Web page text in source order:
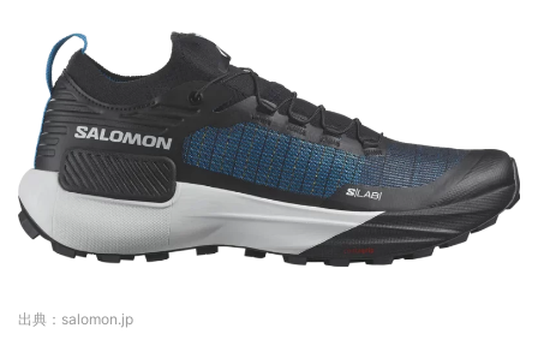
出典：salomon.jp